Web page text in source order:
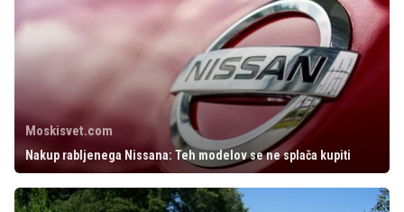
Moskisvet.com
Nakup rabljenega Nissana: Teh modelov se ne splača kupiti